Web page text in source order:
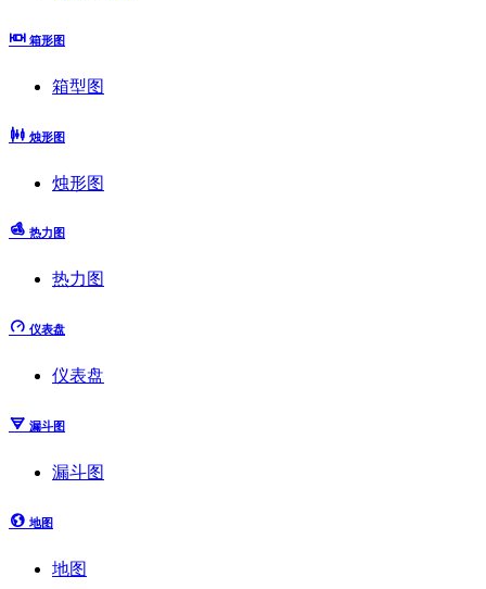
箱形图
箱型图
烛形图
烛形图
热力图
热力图
仪表盘
仪表盘
漏斗图
漏斗图
地图
地图